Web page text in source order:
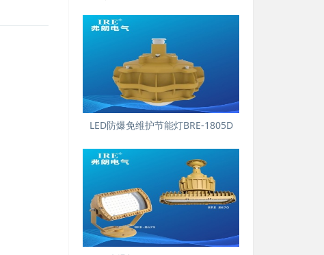
LED防爆免维护节能灯BRE-1805D